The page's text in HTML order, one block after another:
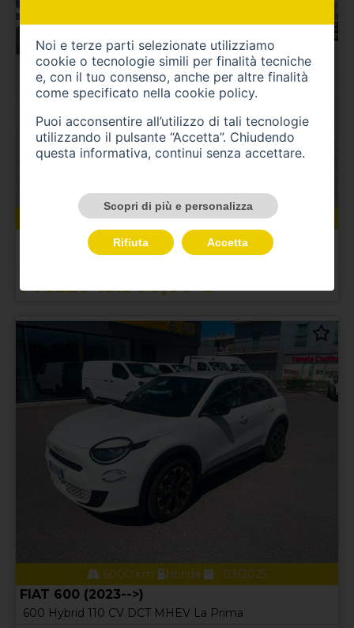
62200 km ibrida 05/2022
FIAT 500 (2015-2024)
500 C 1.0 Hybrid Dolcevita
Prezzo 13.900,00 €
6000 km ibrida 03/2025
FIAT 600 (2023-->)
600 Hybrid 110 CV DCT MHEV La Prima
Noi e terze parti selezionate utilizziamo
cookie o tecnologie simili per finalità tecniche
e, con il tuo consenso, anche per altre finalità
come specificato nella cookie policy.
Puoi acconsentire all’utilizzo di tali tecnologie
utilizzando il pulsante “Accetta”. Chiudendo
questa informativa, continui senza accettare.
Scopri di più e personalizza
Rifiuta Accetta